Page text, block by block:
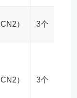
） 3个
） 3个